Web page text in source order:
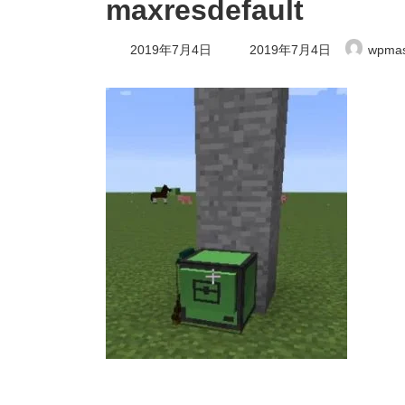
maxresdefault
2019年7月4日
最
終
新
日
2019年7月4日